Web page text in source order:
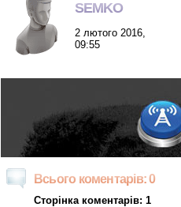
SEMKO
2 лютого 2016,
09:55
Всього коментарів: 0
Сторінка коментарів: 1